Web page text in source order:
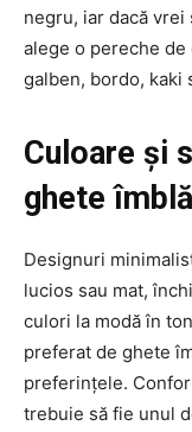
negru, iar dacă
alege o pereche
galben, bordo, kaki
Culoare și
ghete
Designuri
lucios sau mat,
culori la modă în
preferat de ghete
preferințele.
trebuie să fie unul